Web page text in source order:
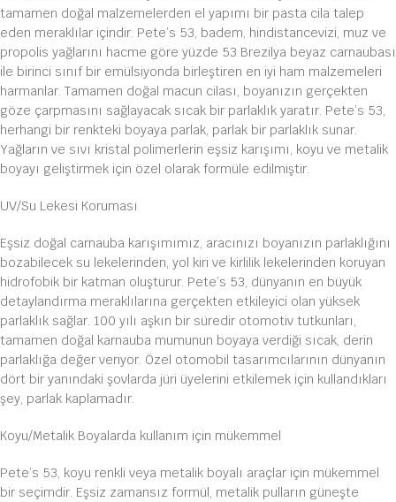
tamamen doğal malzemelerden el yapımı bir pasta cila talep
eden meraklılar içindir. Pete’s 53, badem, hindistancevizi, muz ve
propolis yağlarını hacme göre yüzde 53 Brezilya beyaz carnaubası
ile birinci sınıf bir emülsiyonda birleştiren en iyi ham malzemeleri
harmanlar. Tamamen doğal macun cilası, boyanızın gerçekten
göze çarpmasını sağlayacak sıcak bir parlaklık yaratır. Pete’s 53,
herhangi bir renkteki boyaya parlak, parlak bir parlaklık sunar.
Yağların ve sıvı kristal polimerlerin eşsiz karışımı, koyu ve metalik
boyayı geliştirmek için özel olarak formüle edilmiştir.
UV/Su Lekesi Koruması
Eşsiz doğal carnauba karışımımız, aracınızı boyanızın parlaklığını
bozabilecek su lekelerinden, yol kiri ve kirlilik lekelerinden koruyan
hidrofobik bir katman oluşturur. Pete’s 53, dünyanın en büyük
detaylandırma meraklılarına gerçekten etkileyici olan yüksek
parlaklık sağlar. 100 yılı aşkın bir süredir otomotiv tutkunları,
tamamen doğal karnauba mumunun boyaya verdiği sıcak, derin
parlaklığa değer veriyor. Özel otomobil tasarımcılarının dünyanın
dört bir yanındaki şovlarda jüri üyelerini etkilemek için kullandıkları
şey, parlak kaplamadır.
Koyu/Metalik Boyalarda kullanım için mükemmel
Pete’s 53, koyu renkli veya metalik boyalı araçlar için mükemmel
bir seçimdir. Eşsiz zamansız formül, metalik pulların güneşte